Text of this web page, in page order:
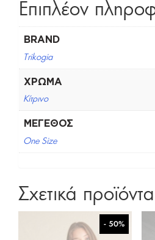
Επιπλέον
BRAND
Trikogia
ΧΡΏΜΑ
Κίτρινο
ΜΈΓΕΘΟΣ
One Size
Σχετικά προϊόντα
- 50%